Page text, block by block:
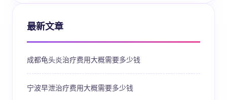
最新文章
成都龟头炎治疗费用大概需要多少钱
宁波早泄治疗费用大概需要多少钱